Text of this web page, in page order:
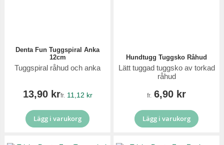
Denta Fun Tuggspiral Anka
12cm
Tuggspiral råhud och anka
13,90 krfr. 11,12 kr
Lägg i varukorg
Hundtugg Tuggsko Råhud
Lätt tuggad tuggsko av torkad
råhud
fr. 6,90 kr
Lägg i varukorg